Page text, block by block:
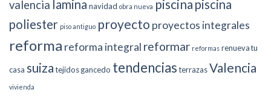
valencia lamina navidad obra nueva piscina piscina
poliester piso antiguo proyecto proyectos integrales
reforma reforma integral reformar reformas renueva tu
casa suiza tejidos gancedo tendencias terrazasValencia
vivienda